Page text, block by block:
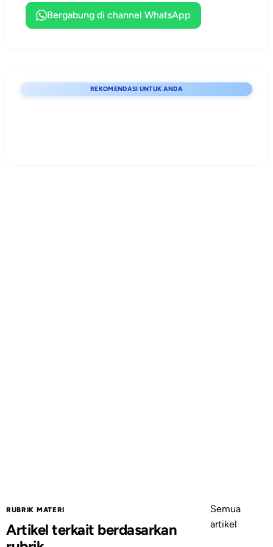
perencanaan
kegiatan
Bergabung di channel WhatsApp
REKOMENDASI UNTUK ANDA
RUBRIK MATERI
Artikel terkait berdasarkan
Semua
artikel